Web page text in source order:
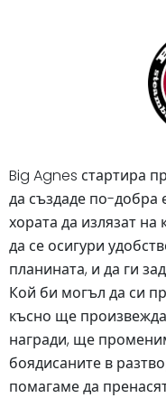
Big Agnes стартира
да създаде по-добра
хората да излязат
да се осигури
планината, и да ги
Кой би могъл да си
късно ще
награди, ще
боядисаните в
помагаме да